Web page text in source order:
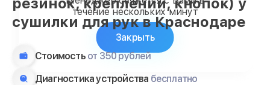
сушилки для рук в Краснодаре
Стоимость от 350 рублей
Диагностика устройства бесплатно
течение нескольких минут
Закрыть